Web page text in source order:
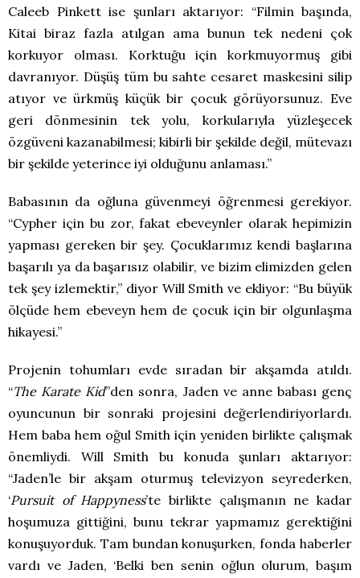
Caleeb Pinkett ise şunları aktarıyor: “Filmin başında,
Kitai biraz fazla atılgan ama bunun tek nedeni çok
korkuyor olması. Korktuğu için korkmuyormuş gibi
davranıyor. Düşüş tüm bu sahte cesaret maskesini silip
atıyor ve ürkmüş küçük bir çocuk görüyorsunuz. Eve
geri dönmesinin tek yolu, korkularıyla yüzleşecek
özgüveni kazanabilmesi; kibirli bir şekilde değil, mütevazı
bir şekilde yeterince iyi olduğunu anlaması.”
Babasının da oğluna güvenmeyi öğrenmesi gerekiyor.
“Cypher için bu zor, fakat ebeveynler olarak hepimizin
yapması gereken bir şey. Çocuklarımız kendi başlarına
başarılı ya da başarısız olabilir, ve bizim elimizden gelen
tek şey izlemektir,” diyor Will Smith ve ekliyor: “Bu büyük
ölçüde hem ebeveyn hem de çocuk için bir olgunlaşma
hikayesi.”
Projenin tohumları evde sıradan bir akşamda atıldı.
“The Karate Kid”den sonra, Jaden ve anne babası genç
oyuncunun bir sonraki projesini değerlendiriyorlardı.
Hem baba hem oğul Smith için yeniden birlikte çalışmak
önemliydi. Will Smith bu konuda şunları aktarıyor:
“Jaden’le bir akşam oturmuş televizyon seyrederken,
‘Pursuit of Happyness’te birlikte çalışmanın ne kadar
hoşumuza gittiğini, bunu tekrar yapmamız gerektiğini
konuşuyorduk. Tam bundan konuşurken, fonda haberler
vardı ve Jaden, ‘Belki ben senin oğlun olurum, başım